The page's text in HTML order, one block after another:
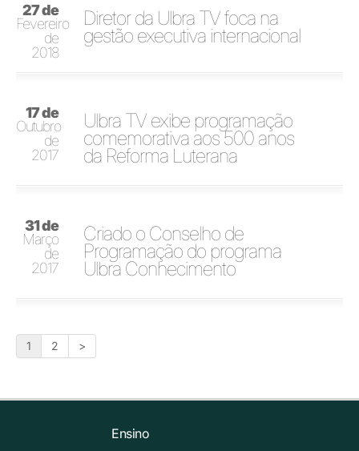
27 de
Fevereiro
de
2018
Diretor da Ulbra TV foca na
gestão executiva internacional
17 de
Outubro
de
2017
Ulbra TV exibe programação
comemorativa aos 500 anos
da Reforma Luterana
31 de
Março
de
2017
Criado o Conselho de
Programação do programa
Ulbra Conhecimento
1 2 >
Ensino